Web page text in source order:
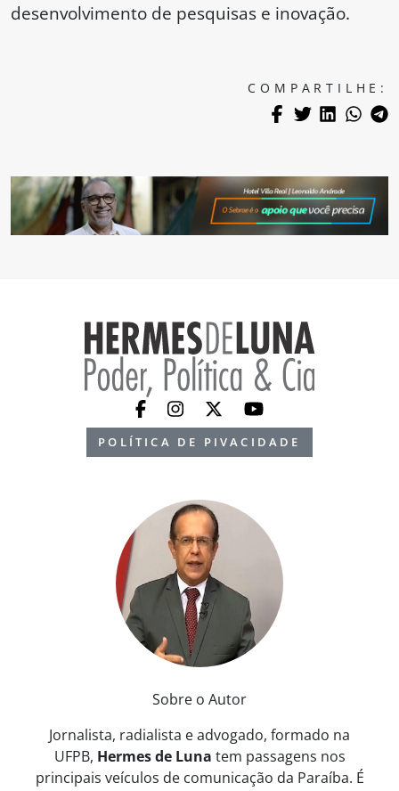
desenvolvimento de pesquisas e inovação.
COMPARTILHE:
POLÍTICA DE PIVACIDADE
Sobre o Autor
Jornalista, radialista e advogado, formado na
UFPB, Hermes de Luna tem passagens nos
principais veículos de comunicação da Paraíba. É